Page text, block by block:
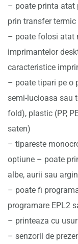
– poate printa atat
prin transfer
– poate folosi atat
imprimantelor
caracteristice
– poate tipari pe o
semi-lucioasa sau
fold), plastic (PP,
saten)
– tipareste
optiune – poate
albe, aurii sau
– poate fi
programare EPL2
– printeaza cu
– senzorii de